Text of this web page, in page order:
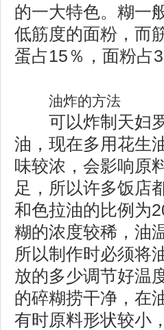
的一大特色。糊一
低筋度的面粉，而
蛋占15％，面粉占
油炸的方法
可以炸制天妇罗
油，现在多用花生
味较浓，会影响原
足，所以许多饭店
和色拉油的比例为
糊的浓度较稀，油
所以制作时必须将
放的多少调节好温
的碎糊捞干净，在
有时原料形状较小